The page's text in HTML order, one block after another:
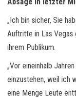
„Ich bin sicher, Sie
Auftritte in Las Vegas
ihrem Publikum.
„Vor eineinhalb
einzustehen, weil ich
eine Menge Leute